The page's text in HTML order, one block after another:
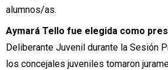
alumnos/as.
Aymará Tello fue elegida como
Deliberante Juvenil durante la Sesión
los concejales juveniles tomaron